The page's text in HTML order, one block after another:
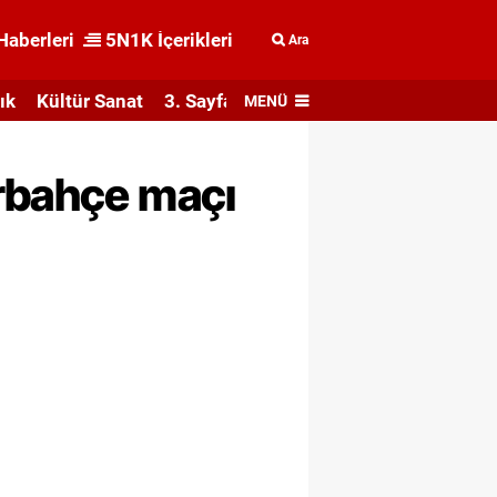
5N1K İçerikleri Ara
Kültür Sanat 3. Sayfa MENÜ
maçı